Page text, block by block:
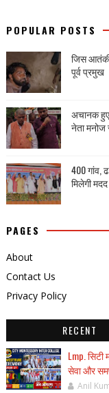
POPULAR POSTS
जिस
पूर्व प्रमुख
अचानक
नेता मनोज
400 गांव,
मिलेगी
PAGES
About
Contact Us
Privacy Policy
RECENT
Lmp.
सेवा और
Anil